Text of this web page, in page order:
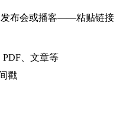
发布会或播客——粘贴链接
PDF、文章等
戳